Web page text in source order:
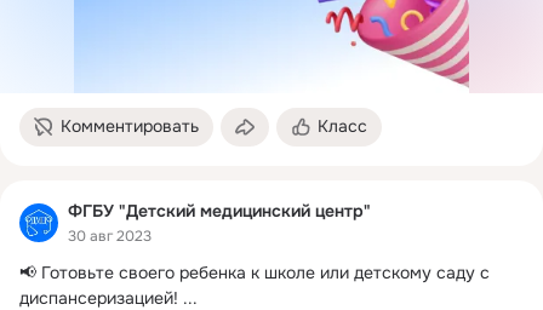
Комментировать Класс
ФГБУ "Детский медицинский центр"
30 авг 2023
📢 Готовьте своего ребенка к школе или детскому саду с
диспансеризацией! ...